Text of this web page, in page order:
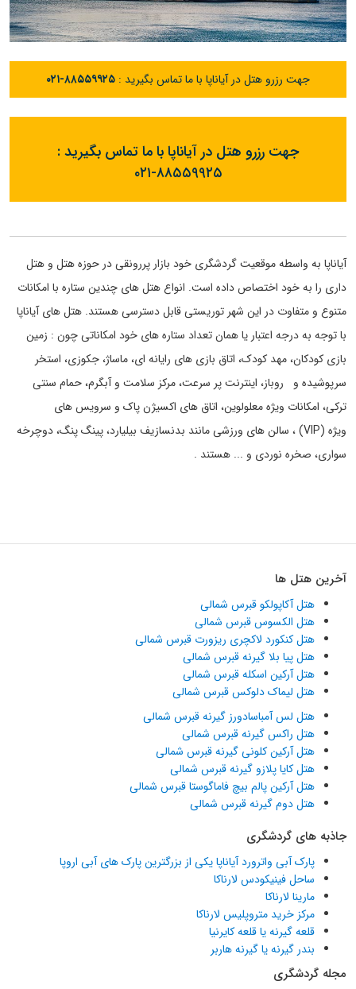
جهت رزرو هتل در آیاناپا با ما تماس بگیرید : ۰۲۱-۸۸۵۵۹۹۲۵
جهت رزرو هتل در آیاناپا با ما تماس بگیرید :
۰۲۱-۸۸۵۵۹۹۲۵
آیاناپا به واسطه موقعیت گردشگری خود بازار پررونقی در حوزه هتل و هتل
داری را به خود اختصاص داده است. انواع هتل های چندین ستاره با امکانات
متنوع و متفاوت در این شهر توریستی قابل دسترسی هستند. هتل های آیاناپا
با توجه به درجه اعتبار یا همان تعداد ستاره های خود امکاناتی چون : زمین
بازی کودکان، مهد کودک، اتاق بازی های رایانه ای، ماساژ، جکوزی، استخر
سرپوشیده و روباز، اینترنت پر سرعت، مرکز سلامت و آبگرم، حمام سنتی
ترکی، امکانات ویژه معلولوین، اتاق های اکسیژن پاک و سرویس های
ویژه (VIP) ، سالن های ورزشی مانند بدنسازیف بیلیارد، پینگ پنگ، دوچرخه
سواری، صخره نوردی و ... هستند .
آخرین هتل ها
هتل آکاپولکو قبرس شمالی
هتل الکسوس قبرس شمالی
هتل کنکورد لاکچری ریزورت قبرس شمالی
هتل پیا بلا گیرنه قبرس شمالی
هتل آرکین اسکله قبرس شمالی
هتل لیماک دلوکس قبرس شمالی
هتل لس آمباسادورز گیرنه قبرس شمالی
هتل راکس گیرنه قبرس شمالی
هتل آرکین کلونی گیرنه قبرس شمالی
هتل کایا پلازو گیرنه قبرس شمالی
هتل آرکین پالم بیچ فاماگوستا قبرس شمالی
هتل دوم گیرنه قبرس شمالی
جاذبه های گردشگری
پارک آبی واترورد آیاناپا یکی از بزرگترین پارک های آبی اروپا
ساحل فینیکودس لارناکا
مارینا لارناکا
مرکز خرید متروپلیس لارناکا
قلعه گیرنه یا قلعه کایرنیا
بندر گیرنه یا گیرنه هاربر
مجله گردشگری